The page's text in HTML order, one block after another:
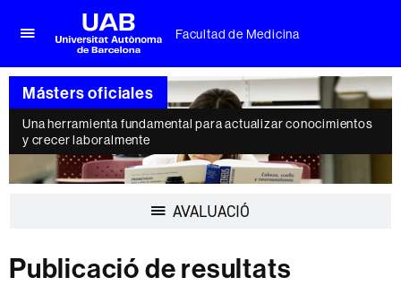
aquí
para
desplegar
el
menú
de
Facultad
Universitat
Autònoma
de
Barcelona
Facultad de Medicina
Másters oficiales
Una herramienta fundamental para actualizar conocimientos
y crecer laboralmente
AVALUACIÓ
Publicació de resultats